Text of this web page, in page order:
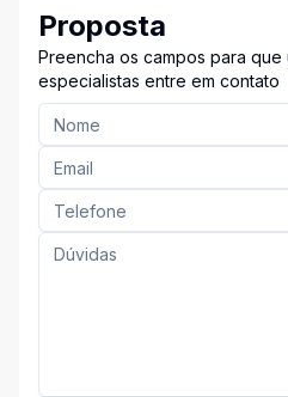
Proposta
Preencha os campos para que
especialistas entre em contato